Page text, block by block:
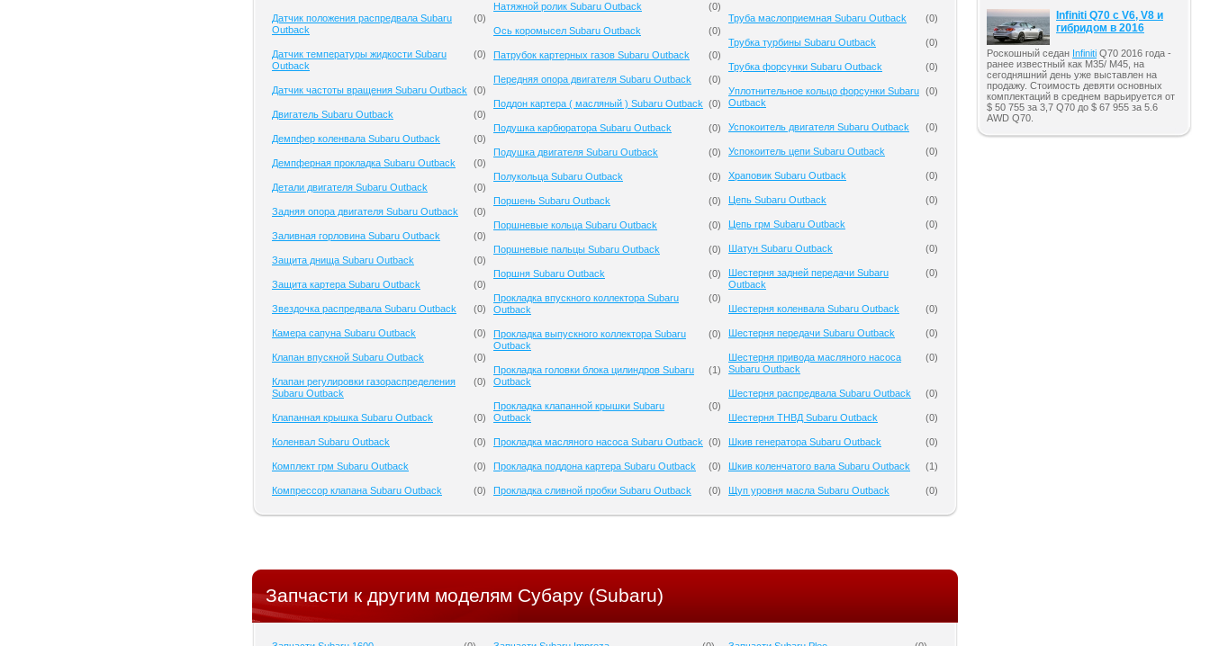
Датчик положения распредвала Subaru
Outback
(0)
Датчик температуры жидкости Subaru
Outback
(0)
Датчик частоты вращения Subaru Outback (0)
Двигатель Subaru Outback (0)
Демпфер коленвала Subaru Outback (0)
Демпферная прокладка Subaru Outback (0)
Детали двигателя Subaru Outback (0)
Задняя опора двигателя Subaru Outback (0)
Заливная горловина Subaru Outback (0)
Защита днища Subaru Outback (0)
Защита картера Subaru Outback (0)
Звездочка распредвала Subaru Outback (0)
Камера сапуна Subaru Outback (0)
Клапан впускной Subaru Outback (0)
Клапан регулировки газораспределения
Subaru Outback
(0)
Клапанная крышка Subaru Outback (0)
Коленвал Subaru Outback (0)
Комплект грм Subaru Outback (0)
Компрессор клапана Subaru Outback (0)
Натяжной ролик Subaru Outback (0)
Ось коромысел Subaru Outback (0)
Патрубок картерных газов Subaru Outback (0)
Передняя опора двигателя Subaru Outback (0)
Поддон картера ( масляный ) Subaru Outback (0)
Подушка карбюратора Subaru Outback (0)
Подушка двигателя Subaru Outback (0)
Полукольца Subaru Outback (0)
Поршень Subaru Outback (0)
Поршневые кольца Subaru Outback (0)
Поршневые пальцы Subaru Outback (0)
Поршня Subaru Outback (0)
Прокладка впускного коллектора Subaru
Outback
(0)
Прокладка выпускного коллектора Subaru
Outback
(0)
Прокладка головки блока цилиндров Subaru
Outback
(1)
Прокладка клапанной крышки Subaru
Outback
(0)
Прокладка масляного насоса Subaru Outback (0)
Прокладка поддона картера Subaru Outback (0)
Прокладка сливной пробки Subaru Outback (0)
Труба маслоприемная Subaru Outback (0)
Трубка турбины Subaru Outback (0)
Трубка форсунки Subaru Outback (0)
Уплотнительное кольцо форсунки Subaru
Outback
(0)
Успокоитель двигателя Subaru Outback (0)
Успокоитель цепи Subaru Outback (0)
Храповик Subaru Outback (0)
Цепь Subaru Outback (0)
Цепь грм Subaru Outback (0)
Шатун Subaru Outback (0)
Шестерня задней передачи Subaru
Outback
(0)
Шестерня коленвала Subaru Outback (0)
Шестерня передачи Subaru Outback (0)
Шестерня привода масляного насоса
Subaru Outback
(0)
Шестерня распредвала Subaru Outback (0)
Шестерня ТНВД Subaru Outback (0)
Шкив генератора Subaru Outback (0)
Шкив коленчатого вала Subaru Outback (1)
Щуп уровня масла Subaru Outback (0)
Запчасти к другим моделям Субару (Subaru)
Infiniti Q70 с V6, V8 и
гибридом в 2016
Роскошный седан Infiniti Q70 2016 года -
ранее известный как M35/ M45, на
сегодняшний день уже выставлен на
продажу. Стоимость девяти основных
комплектаций в среднем варьируется от
$ 50 755 за 3,7 Q70 до $ 67 955 за 5.6
AWD Q70.